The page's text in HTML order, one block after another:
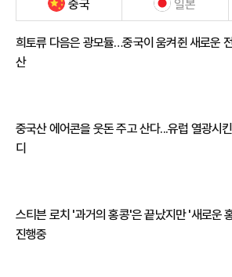
중국 일본
희토류 다음은 광모듈…중국이 움켜쥔 새로운
산
중국산 에어콘을 웃돈 주고 산다...유럽 열광시
디
스티븐 로치 '과거의 홍콩'은 끝났지만 '새로운
진행중